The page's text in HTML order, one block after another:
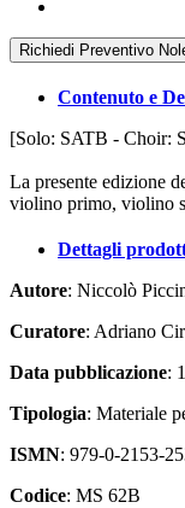
Richiedi Preventivo
Contenuto e
[Solo: SATB - Choir:
La presente edizione
violino primo, violino
Dettagli
Autore: Niccolò
Curatore: Adriano
Data pubblicazione:
Tipologia: Materiale
ISMN: 979-0-2153-
Codice: MS 62B